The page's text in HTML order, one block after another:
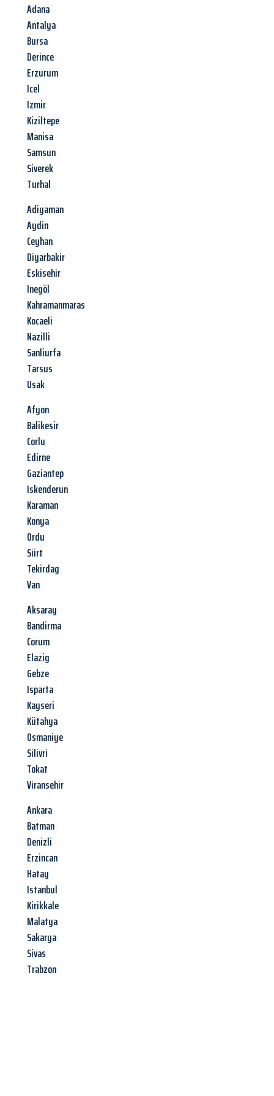
Adana
Antalya
Bursa
Derince
Erzurum
Icel
Izmir
Kiziltepe
Manisa
Samsun
Siverek
Turhal
Adiyaman
Aydin
Ceyhan
Diyarbakir
Eskisehir
Inegöl
Kahramanmaras
Kocaeli
Nazilli
Sanliurfa
Tarsus
Usak
Afyon
Balikesir
Corlu
Edirne
Gaziantep
Iskenderun
Karaman
Konya
Ordu
Siirt
Tekirdag
Van
Aksaray
Bandirma
Corum
Elazig
Gebze
Isparta
Kayseri
Kütahya
Osmaniye
Silivri
Tokat
Viransehir
Ankara
Batman
Denizli
Erzincan
Hatay
Istanbul
Kirikkale
Malatya
Sakarya
Sivas
Trabzon